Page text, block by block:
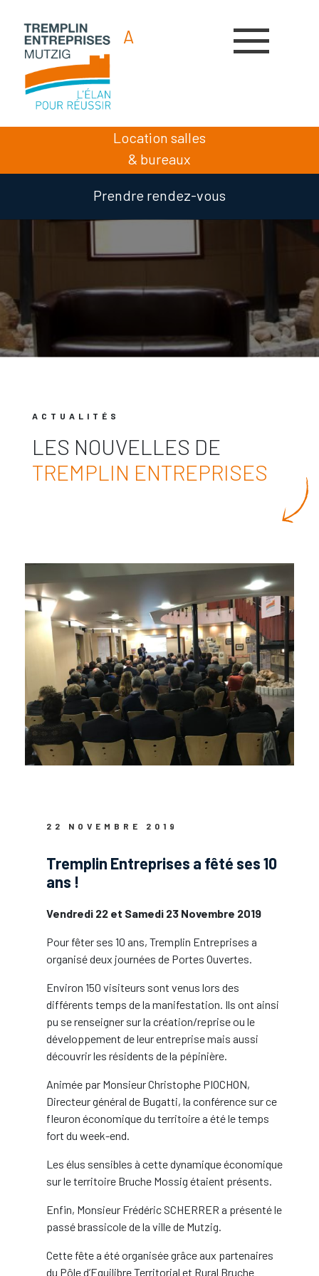
A A A
Location salles
& bureaux
Prendre rendez-vous
ACTUALITÉS
LES NOUVELLES DE
TREMPLIN ENTREPRISES
22 NOVEMBRE 2019
Tremplin Entreprises a fêté ses 10
ans !
Vendredi 22 et Samedi 23 Novembre 2019
Pour fêter ses 10 ans, Tremplin Entreprises a
organisé deux journées de Portes Ouvertes.
Environ 150 visiteurs sont venus lors des
différents temps de la manifestation. Ils ont ainsi
pu se renseigner sur la création/reprise ou le
développement de leur entreprise mais aussi
découvrir les résidents de la pépinière.
Animée par Monsieur Christophe PIOCHON,
Directeur général de Bugatti, la conférence sur ce
fleuron économique du territoire a été le temps
fort du week-end.
Les élus sensibles à cette dynamique économique
sur le territoire Bruche Mossig étaient présents.
Enfin, Monsieur Frédéric SCHERRER a présenté le
passé brassicole de la ville de Mutzig.
Cette fête a été organisée grâce aux partenaires
du Pôle d’Equilibre Territorial et Rural Bruche